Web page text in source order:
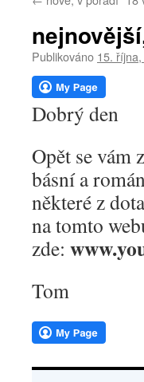
webu
Publikováno 15.
Dobrý den
Opět se vám
básní a
některé z
na tomto
zde:
Tom